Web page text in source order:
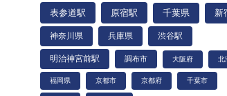
表参道駅 原宿駅 千葉県 新
神奈川県 兵庫県 渋谷駅
明治神宮前駅 調布市 大阪府 北
福岡県 京都市 京都府 千葉市